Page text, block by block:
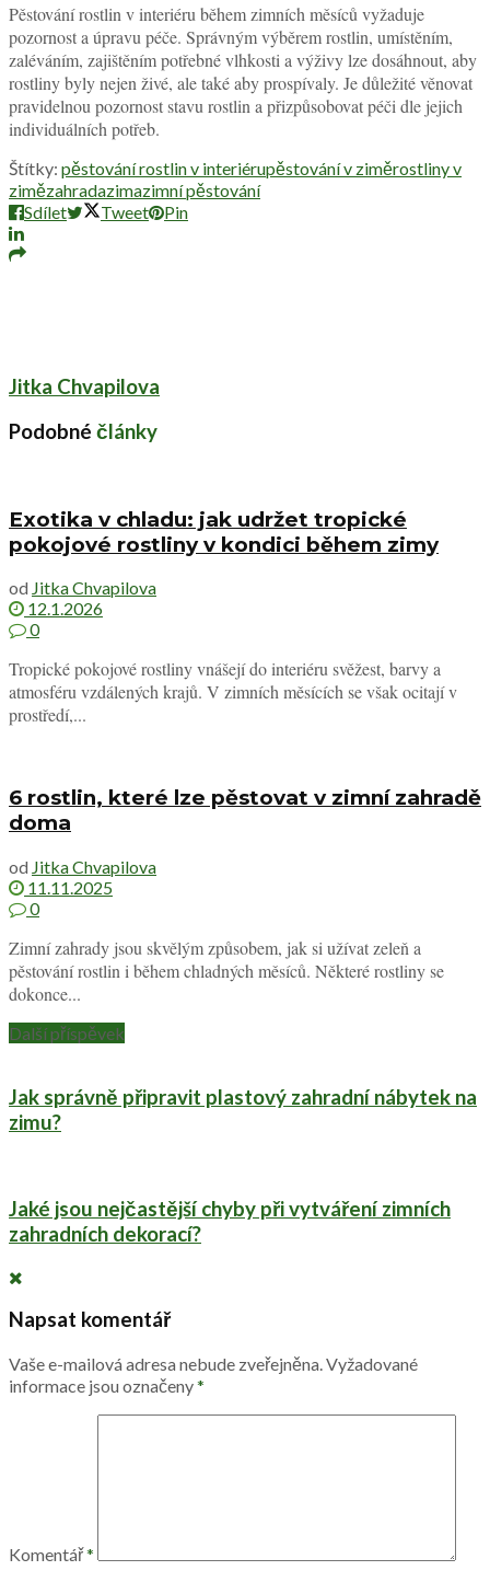
Pěstování rostlin v interiéru během zimních měsíců vyžaduje
pozornost a úpravu péče. Správným výběrem rostlin, umístěním,
zaléváním, zajištěním potřebné vlhkosti a výživy lze dosáhnout, aby
rostliny byly nejen živé, ale také aby prospívaly. Je důležité věnovat
pravidelnou pozornost stavu rostlin a přizpůsobovat péči dle jejich
individuálních potřeb.
Štítky: pěstování rostlin v interiérupěstování v ziměrostliny v
zimězahradazimazimní pěstování
Sdílet
Tweet Pin
Jitka Chvapilova
Podobné články
Exotika v chladu: jak udržet tropické
pokojové rostliny v kondici během zimy
od Jitka Chvapilova
12.1.2026
0
Tropické pokojové rostliny vnášejí do interiéru svěžest, barvy a
atmosféru vzdálených krajů. V zimních měsících se však ocitají v
prostředí,...
6 rostlin, které lze pěstovat v zimní zahradě
doma
od Jitka Chvapilova
11.11.2025
0
Zimní zahrady jsou skvělým způsobem, jak si užívat zeleň a
pěstování rostlin i během chladných měsíců. Některé rostliny se
dokonce...
Další příspěvek
Jak správně připravit plastový zahradní nábytek na
zimu?
Jaké jsou nejčastější chyby při vytváření zimních
zahradních dekorací?
Napsat komentář
Vaše e-mailová adresa nebude zveřejněna.Vyžadované
informace jsou označeny*
Komentář*